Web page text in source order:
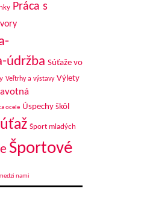
Práca s
údržba Súťaže vo
Veľtrhy a výstavy Výlety
ocele Úspechy škôl
Šport mladých
Športové
nami